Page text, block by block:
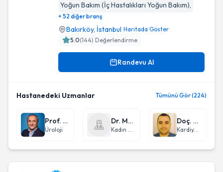
Yoğun Bakım (İç Hastalıkları Yoğun Bakım),
+ 52 diğer branş
Bakırköy, İstanbul Haritada Göster
5.0(144) Değerlendirme
Randevu Al
Hastanedeki Uzmanlar Tümünü Gör (224)
Prof. Dr. Mustafa Kadıhasanoğlu
Üroloji
Dr. Mahmut Öncül
Kadın Hastalıkları ve Doğum
Doç. Dr. Şükrü Arslan
Kardiyoloji